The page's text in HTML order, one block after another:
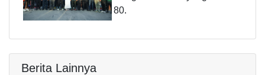
80.
Berita Lainnya